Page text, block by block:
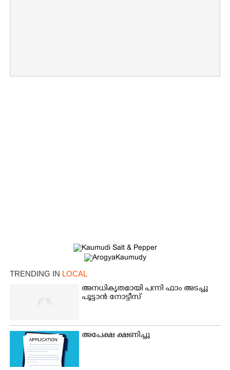
TRENDING IN LOCAL
അനധികൃതമായി പന്നി ഫാം അടച്ചു
പൂട്ടാൻ നോട്ടീസ്
അപേക്ഷ ക്ഷണിച്ചു